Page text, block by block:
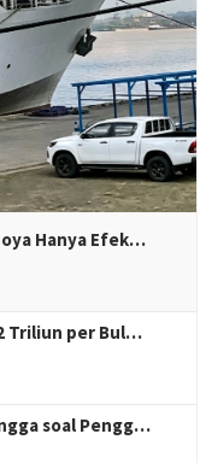
Hanya Efek…
Triliun per Bul…
soal Pengg…